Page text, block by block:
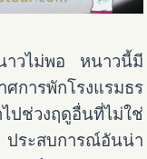
าวไม่พอ หนาวนี้มี
การพักโรงแรมธร
ปช่วงฤดูอื่นที่ไม่ใช่
ระสบการณ์อันน่า